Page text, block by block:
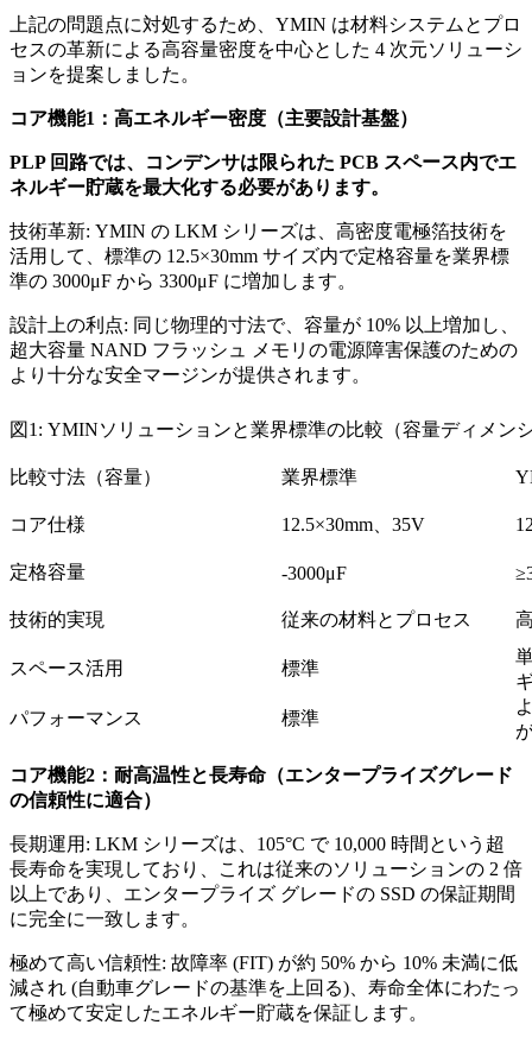
上記の問題点に対処するため、YMIN は材料システムとプロ
セスの革新による高容量密度を中心とした 4 次元ソリューシ
ョンを提案しました。
コア機能1：高エネルギー密度（主要設計基盤）
PLP 回路では、コンデンサは限られた PCB スペース内でエ
ネルギー貯蔵を最大化する必要があります。
技術革新: YMIN の LKM シリーズは、高密度電極箔技術を
活用して、標準の 12.5×30mm サイズ内で定格容量を業界標
準の 3000μF から 3300μF に増加します。
設計上の利点: 同じ物理的寸法で、容量が 10% 以上増加し、
超大容量 NAND フラッシュ メモリの電源障害保護のための
より十分な安全マージンが提供されます。
図1: YMINソリューションと業界標準の比較（容量ディメン
比較寸法（容量） 業界標準
コア仕様​ 12.5×30mm、35V
定格容量​ -3000μF
技術的実現​ 従来の材料とプロセス
スペース活用 標準
パフォーマンス​
標準
コア機能2：耐高温性と長寿命（エンタープライズグレード
の信頼性に適合）
長期運用: LKM シリーズは、105°C で 10,000 時間という超
長寿命を実現しており、これは従来のソリューションの 2 倍
以上であり、エンタープライズ グレードの SSD の保証期間
に完全に一致します。
極めて高い信頼性: 故障率 (FIT) が約 50% から 10% 未満に低
減され (自動車グレードの基準を上回る)、寿命全体にわたっ
て極めて安定したエネルギー貯蔵を保証します。